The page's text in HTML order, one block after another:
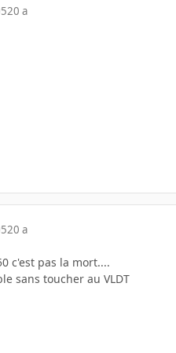
20 a
20 a
c'est pas la mort....
sans toucher au VLDT